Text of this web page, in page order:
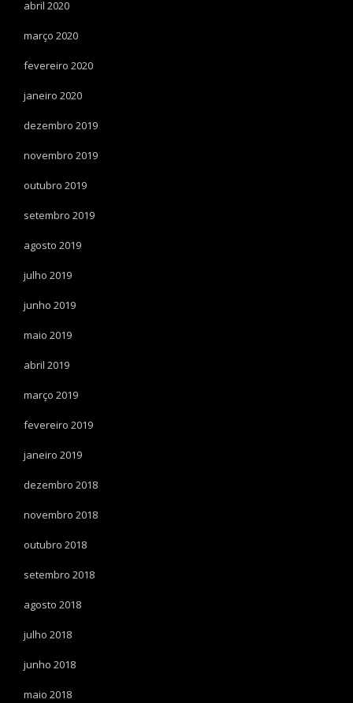
abril 2020
março 2020
fevereiro 2020
janeiro 2020
dezembro 2019
novembro 2019
outubro 2019
setembro 2019
agosto 2019
julho 2019
junho 2019
maio 2019
abril 2019
março 2019
fevereiro 2019
janeiro 2019
dezembro 2018
novembro 2018
outubro 2018
setembro 2018
agosto 2018
julho 2018
junho 2018
maio 2018